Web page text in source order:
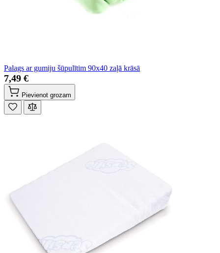
Palags ar gumiju šūpulītim 90x40 zaļā krāsā
7,49 €
Pievienot grozam